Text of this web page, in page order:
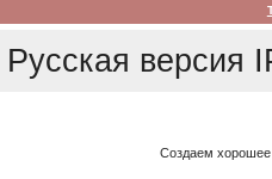
Русская версия
Создаем